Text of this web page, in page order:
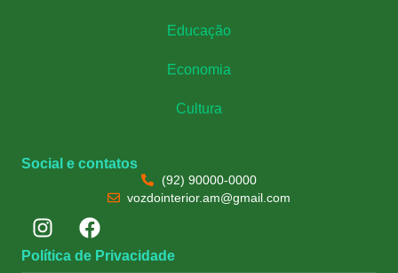
Educação
Economia
Cultura
Social e contatos
(92) 90000-0000
vozdointerior.am@gmail.com
Política de Privacidade